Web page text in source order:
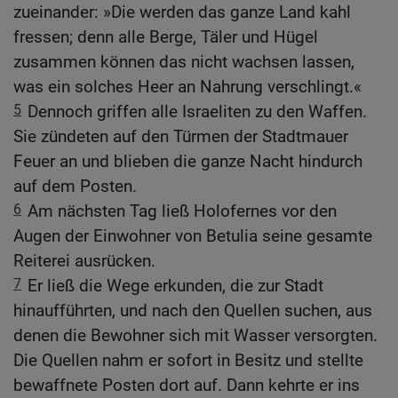
zueinander: »Die werden das ganze Land kahl
fressen; denn alle Berge, Täler und Hügel
zusammen können das nicht wachsen lassen,
was ein solches Heer an Nahrung verschlingt.«
5 Dennoch griffen alle Israeliten zu den Waffen.
Sie zündeten auf den Türmen der Stadtmauer
Feuer an und blieben die ganze Nacht hindurch
auf dem Posten.
6 Am nächsten Tag ließ Holofernes vor den
Augen der Einwohner von Betulia seine gesamte
Reiterei ausrücken.
7 Er ließ die Wege erkunden, die zur Stadt
hinaufführten, und nach den Quellen suchen, aus
denen die Bewohner sich mit Wasser versorgten.
Die Quellen nahm er sofort in Besitz und stellte
bewaffnete Posten dort auf. Dann kehrte er ins